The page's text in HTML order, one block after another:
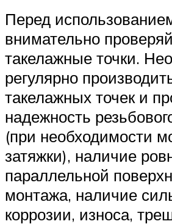
Перед
внимательно
такелажные точки.
регулярно
такелажных точек и
надежность
(при необходимости
затяжки), наличие
параллельной
монтажа, наличие
коррозии, износа,